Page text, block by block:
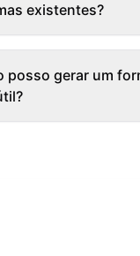
existentes?
posso gerar um